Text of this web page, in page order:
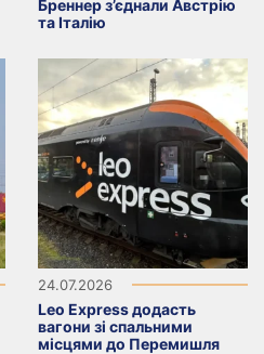
Бреннер з’єднали Австрію
та Італію
24.07.2026
Leo Express додасть
вагони зі спальними
місцями до Перемишля